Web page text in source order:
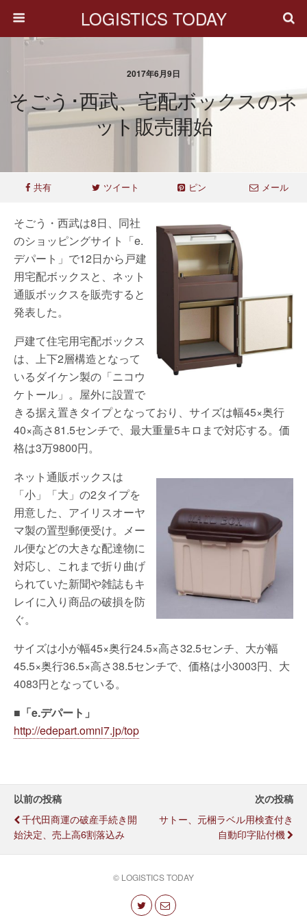
LOGISTICS TODAY
2017年6月9日
そごう･西武、宅配ボックスのネ
ット販売開始
共有 ツイート ピン メール
そごう・西武は8日、同社
のショッピングサイト「e.
デパート」で12日から戸建
用宅配ボックスと、ネット
通販ボックスを販売すると
発表した。
戸建て住宅用宅配ボックス
は、上下2層構造となって
いるダイケン製の「ニコウ
ケトール」。屋外に設置で
きる据え置きタイプとなっており、サイズは幅45×奥行
40×高さ81.5センチで、最大重量5キロまで対応する。価
格は3万9800円。
ネット通販ボックスは
「小」「大」の2タイプを
用意した、アイリスオーヤ
マ製の置型郵便受け。メー
ル便などの大きな配達物に
対応し、これまで折り曲げ
られていた新聞や雑誌もキ
レイに入り商品の破損を防
ぐ。
サイズは小が幅45×奥行24.5×高さ32.5センチ、大が幅
45.5×奥行36.5×高さ38.5センチで、価格は小3003円、大
4083円となっている。
■「e.デパート」
http://edepart.omni7.jp/top
以前の投稿
千代田商運の破産手続き開
始決定、売上高6割落込み
次の投稿
サトー、元梱ラベル用検査付き
自動印字貼付機
© LOGISTICS TODAY